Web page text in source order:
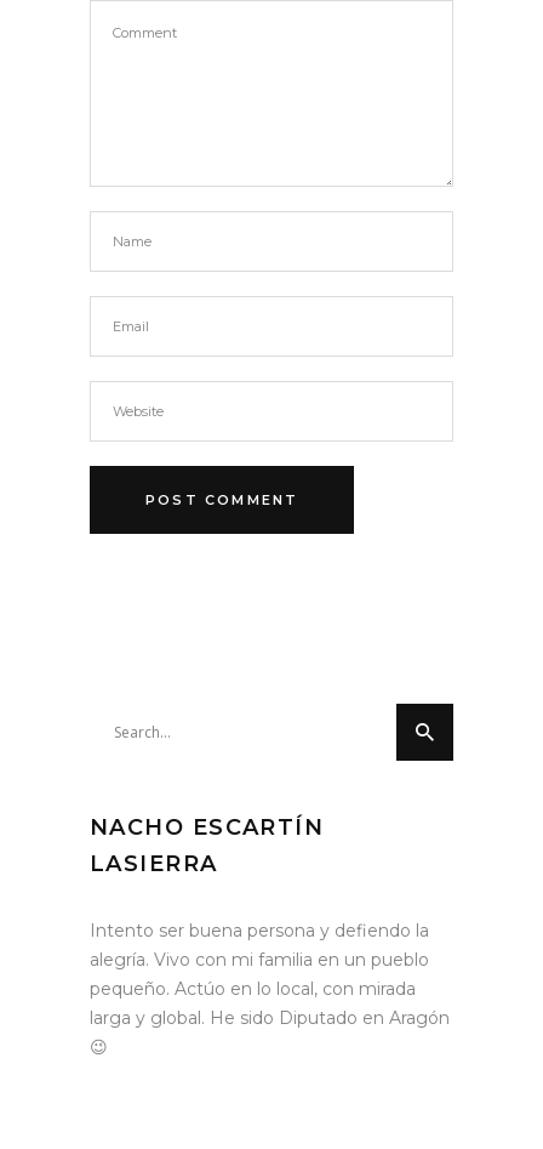
NACHO ESCARTÍN
LASIERRA
Intento ser buena persona y defiendo la
alegría. Vivo con mi familia en un pueblo
pequeño. Actúo en lo local, con mirada
larga y global. He sido Diputado en Aragón
😉